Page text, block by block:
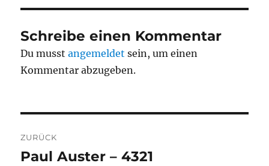
Schreibe einen Kommentar
Du musstangemeldet sein, um einen
Kommentar abzugeben.
ZURÜCK
Vorheriger
Paul Auster – 4321